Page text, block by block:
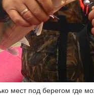
мест под берегом где